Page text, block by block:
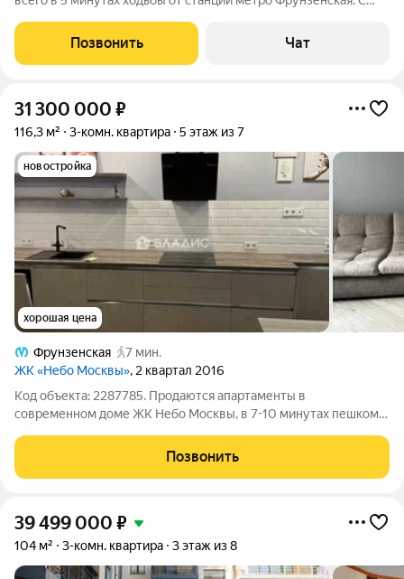
75,6 кв.м. Находится в отличном состоянии, готова для
комфортного проживания.
Позвонить Чат
31 300 000 ₽
116,3 м² 3-комн. квартира 5 этаж из 7
новостройка
хорошая цена
Фрунзенская
7 мин.
ЖК «Небо Москвы», 2 квартал 2016
Код объекта: 2287785. Продаются апартаменты в
современном доме ЖК Небо Москвы, в 7-10 минутах пешком
жилая - 57,6 кв. м. Квартира расположена на 5 этаже 7-
этажного монолитного дома,
Позвонить
39 499 000 ₽
104 м² 3-комн. квартира 3 этаж из 8